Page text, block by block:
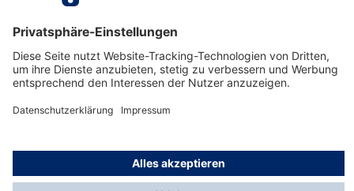
Über Dräger
Informationen
© Dräger Austria GmbH, 2024